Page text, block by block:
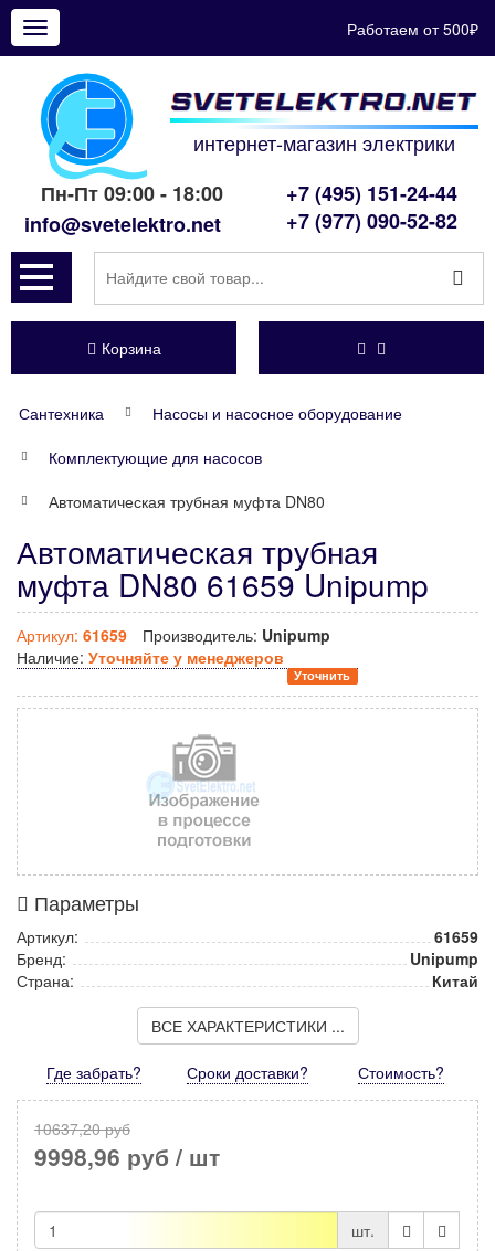
Показать
меню
Работаем от 500₽
интернет-магазин электрики
Пн-Пт 09:00 - 18:00
info@svetelektro.net
+7 (495) 151-24-44
+7 (977) 090-52-82
Корзина
Сантехника
Насосы и насосное оборудование
Комплектующие для насосов
Автоматическая трубная муфта DN80
Автоматическая трубная
муфта DN80 61659 Unipump
Артикул: 61659 Производитель: Unipump
Наличие: Уточняйте у менеджеров
Уточнить
Параметры
Артикул:
61659
Бренд:
Unipump
Страна:
Китай
ВСЕ ХАРАКТЕРИСТИКИ ...
Где забрать? Сроки доставки? Стоимость?
10637,20 руб
9998,96 руб / шт
шт.